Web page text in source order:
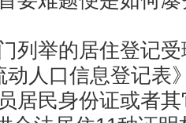
列举的居住登记
动人口信息登记表
居民身份证或者